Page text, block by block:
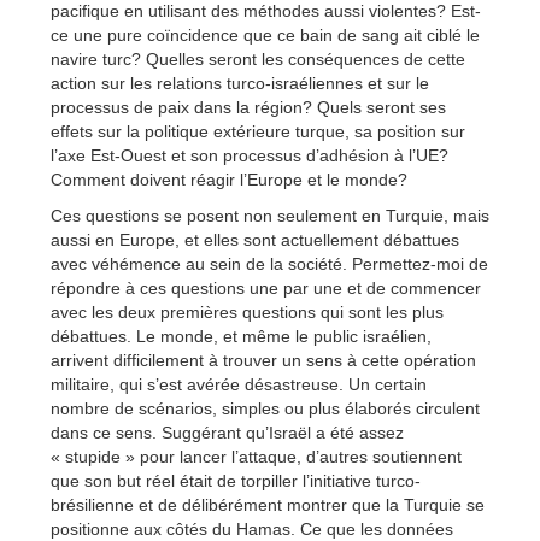
pacifique en utilisant des méthodes aussi violentes? Est-
ce une pure coïncidence que ce bain de sang ait ciblé le
navire turc? Quelles seront les conséquences de cette
action sur les relations turco-israéliennes et sur le
processus de paix dans la région? Quels seront ses
effets sur la politique extérieure turque, sa position sur
l’axe Est-Ouest et son processus d’adhésion à l’UE?
Comment doivent réagir l’Europe et le monde?
Ces questions se posent non seulement en Turquie, mais
aussi en Europe, et elles sont actuellement débattues
avec véhémence au sein de la société. Permettez-moi de
répondre à ces questions une par une et de commencer
avec les deux premières questions qui sont les plus
débattues. Le monde, et même le public israélien,
arrivent difficilement à trouver un sens à cette opération
militaire, qui s’est avérée désastreuse. Un certain
nombre de scénarios, simples ou plus élaborés circulent
dans ce sens. Suggérant qu’Israël a été assez
« stupide » pour lancer l’attaque, d’autres soutiennent
que son but réel était de torpiller l’initiative turco-
brésilienne et de délibérément montrer que la Turquie se
positionne aux côtés du Hamas. Ce que les données